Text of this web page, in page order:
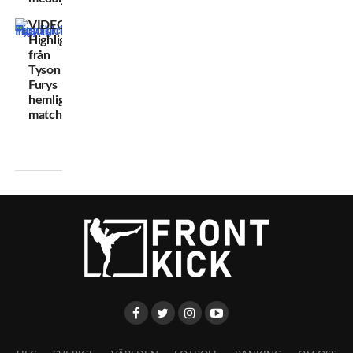
VIDEO:
Highlights
från
Tyson
Furys
hemliga
match